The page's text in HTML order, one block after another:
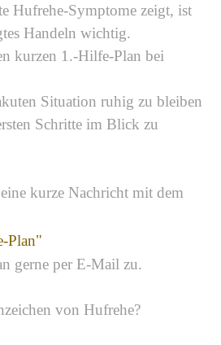
Hufrehe-Symptome zeigt, ist
Handeln wichtig.
kurzen 1.-Hilfe-Plan bei
Situation ruhig zu bleiben
Schritte im Blick zu
kurze Nachricht mit dem
Plan"
gerne per E-Mail zu.
von Hufrehe?